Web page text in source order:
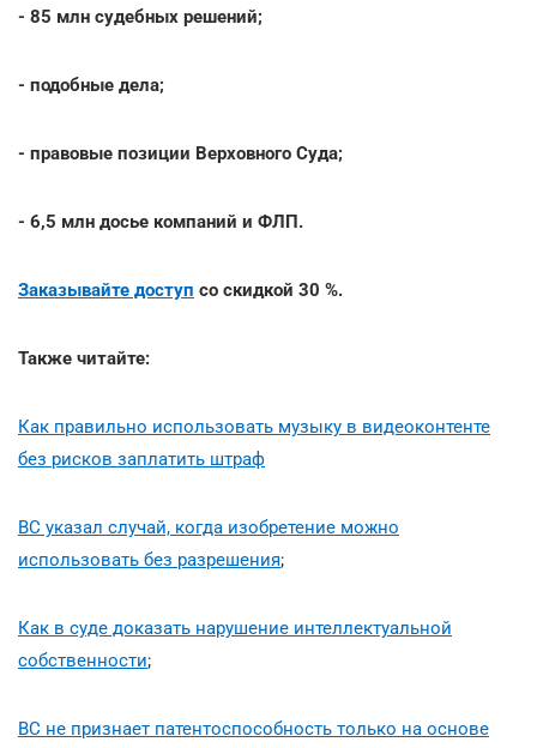
- 85 млн судебных решений;
- подобные дела;
- правовые позиции Верховного Суда;
- 6,5 млн досье компаний и ФЛП.
Заказывайте доступ со скидкой 30 %.
Также читайте:
Как правильно использовать музыку в видеоконтенте
без рисков заплатить штраф
ВС указал случай, когда изобретение можно
использовать без разрешения;
Как в суде доказать нарушение интеллектуальной
собственности;
ВС не признает патентоспособность только на основе